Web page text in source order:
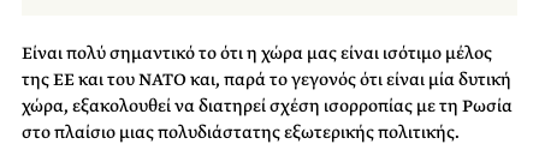
Είναι πολύ σημαντικό το ότι η χώρα μας είναι ισότιμο μέλος
της ΕΕ και του ΝΑΤΟ και, παρά το γεγονός ότι είναι μία δυτική
χώρα, εξακολουθεί να διατηρεί σχέση ισορροπίας με τη Ρωσία
στο πλαίσιο μιας πολυδιάστατης εξωτερικής πολιτικής.